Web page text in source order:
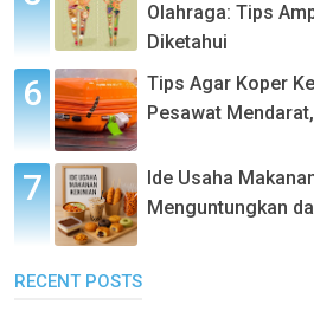
Olahraga: Tips
Diketahui
Tips Agar Koper
Pesawat
Ide Usaha
Menguntungkan
RECENT POSTS